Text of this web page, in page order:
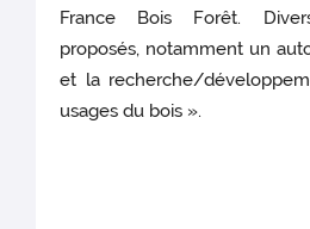
France Bois Forêt.
proposés, notamment un
et la recherche/
usages du bois ».